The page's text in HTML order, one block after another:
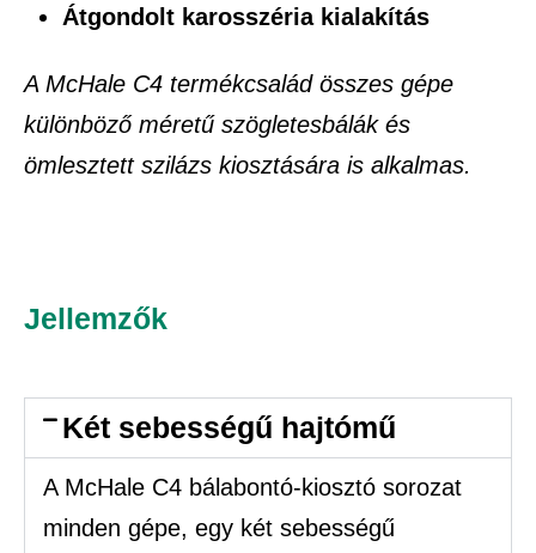
Átgondolt karosszéria kialakítás
A McHale C4 termékcsalád összes gépe
különböző méretű szögletesbálák és
ömlesztett szilázs kiosztására is alkalmas.
Jellemzők
Két sebességű hajtómű
A McHale C4 bálabontó-kiosztó sorozat
minden gépe, egy két sebességű